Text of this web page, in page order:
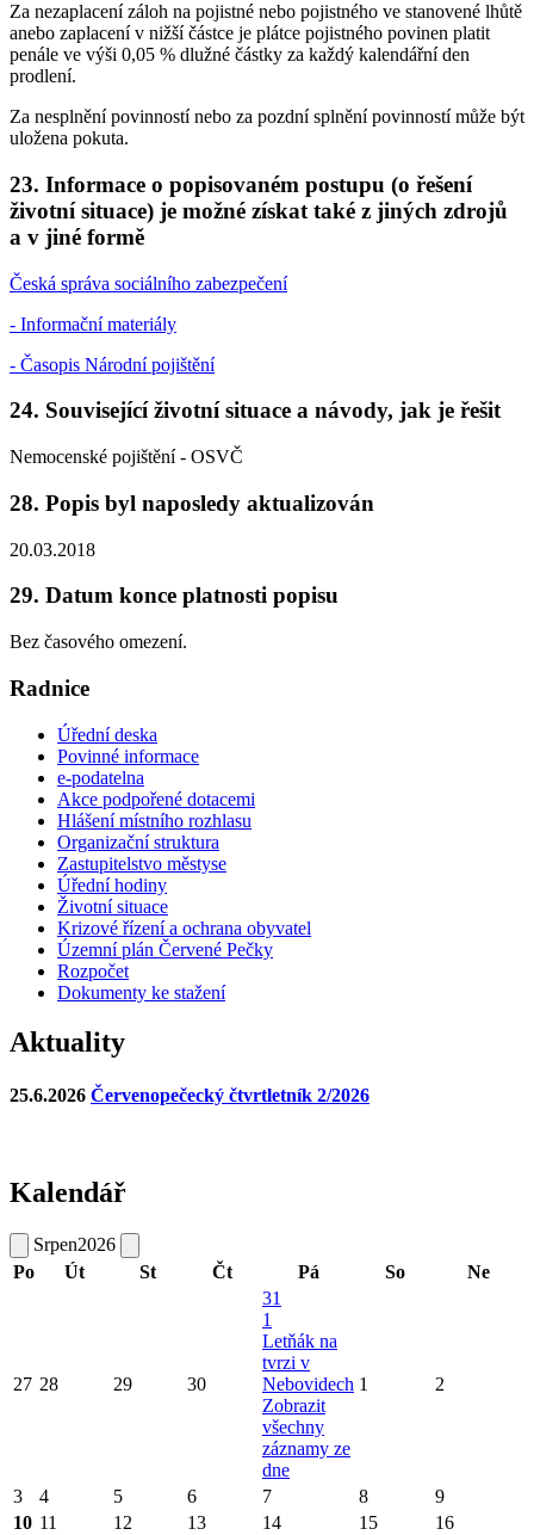
Za nezaplacení záloh na pojistné nebo pojistného ve stanovené lhůtě
anebo zaplacení v nižší částce je plátce pojistného povinen platit
penále ve výši 0,05 % dlužné částky za každý kalendářní den
prodlení.
Za nesplnění povinností nebo za pozdní splnění povinností může být
uložena pokuta.
23. Informace o popisovaném postupu (o řešení
životní situace) je možné získat také z jiných zdrojů
a v jiné formě
Česká správa sociálního zabezpečení
- Informační materiály
- Časopis Národní pojištění
24. Související životní situace a návody, jak je řešit
Nemocenské pojištění - OSVČ
28. Popis byl naposledy aktualizován
20.03.2018
29. Datum konce platnosti popisu
Bez časového omezení.
Radnice
Úřední deska
Povinné informace
e-podatelna
Akce podpořené dotacemi
Hlášení místního rozhlasu
Organizační struktura
Zastupitelstvo městyse
Úřední hodiny
Životní situace
Krizové řízení a ochrana obyvatel
Územní plán Červené Pečky
Rozpočet
Dokumenty ke stažení
Aktuality
25.6.2026 Červenopečecký čtvrtletník 2/2026
Kalendář
Srpen2026
Po
Út St Čt Pá So Ne
27 28 29 30
31
1
Letňák na
tvrzi v
Nebovidech
Zobrazit
všechny
záznamy ze
dne
1 2
3 4 5 6 7 8
9
10 11 12 13 14 15 16